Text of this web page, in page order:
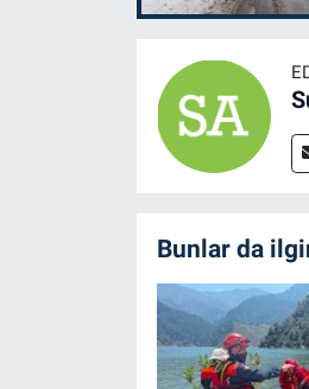
Bunlar da